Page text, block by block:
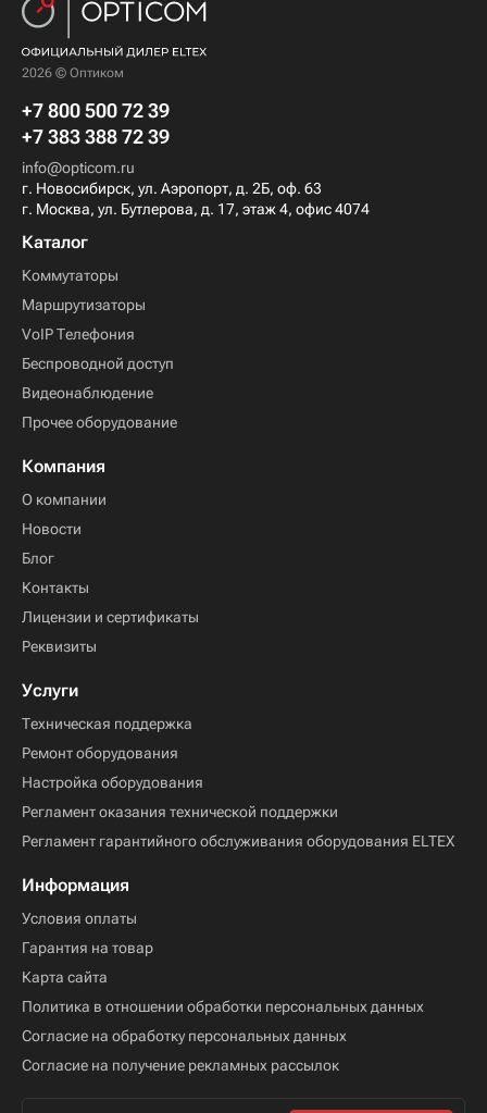
2026 © Оптиком
+7 800 500 72 39
+7 383 388 72 39
info@opticom.ru
г. Новосибирск, ул. Аэропорт, д. 2Б, оф. 63
г. Москва, ул. Бутлерова, д. 17, этаж 4, офис 4074
Каталог
Коммутаторы
Маршрутизаторы
VoIP Телефония
Беспроводной доступ
Видеонаблюдение
Прочее оборудование
Компания
О компании
Новости
Блог
Контакты
Лицензии и сертификаты
Реквизиты
Услуги
Техническая поддержка
Ремонт оборудования
Настройка оборудования
Регламент оказания технической поддержки
Регламент гарантийного обслуживания оборудования ELTEX
Информация
Условия оплаты
Гарантия на товар
Карта сайта
Политика в отношении обработки персональных данных
Согласие на обработку персональных данных
Согласие на получение рекламных рассылок